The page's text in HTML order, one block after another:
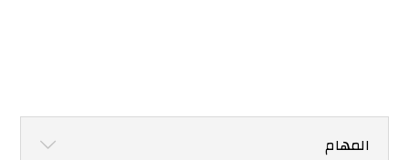
المهام